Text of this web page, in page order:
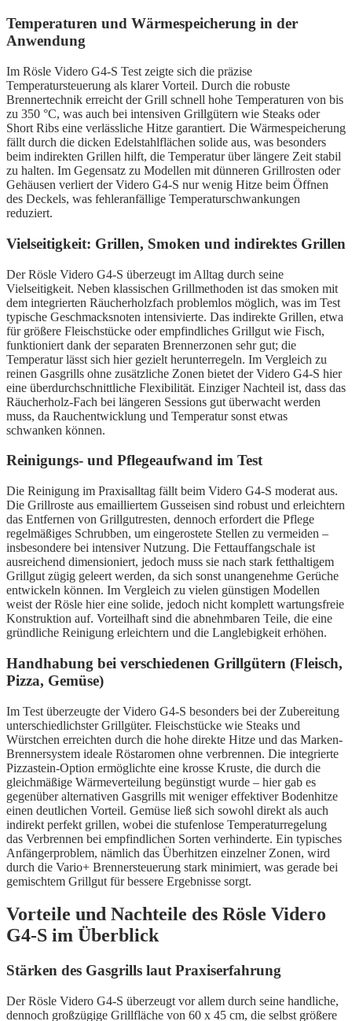
Temperaturen und Wärmespeicherung in der
Anwendung
Im Rösle Videro G4-S Test zeigte sich die präzise
Temperatursteuerung als klarer Vorteil. Durch die robuste
Brennertechnik erreicht der Grill schnell hohe Temperaturen von bis
zu 350 °C, was auch bei intensiven Grillgütern wie Steaks oder
Short Ribs eine verlässliche Hitze garantiert. Die Wärmespeicherung
fällt durch die dicken Edelstahlflächen solide aus, was besonders
beim indirekten Grillen hilft, die Temperatur über längere Zeit stabil
zu halten. Im Gegensatz zu Modellen mit dünneren Grillrosten oder
Gehäusen verliert der Videro G4-S nur wenig Hitze beim Öffnen
des Deckels, was fehleranfällige Temperaturschwankungen
reduziert.
Vielseitigkeit: Grillen, Smoken und indirektes Grillen
Der Rösle Videro G4-S überzeugt im Alltag durch seine
Vielseitigkeit. Neben klassischen Grillmethoden ist das smoken mit
dem integrierten Räucherholzfach problemlos möglich, was im Test
typische Geschmacksnoten intensivierte. Das indirekte Grillen, etwa
für größere Fleischstücke oder empfindliches Grillgut wie Fisch,
funktioniert dank der separaten Brennerzonen sehr gut; die
Temperatur lässt sich hier gezielt herunterregeln. Im Vergleich zu
reinen Gasgrills ohne zusätzliche Zonen bietet der Videro G4-S hier
eine überdurchschnittliche Flexibilität. Einziger Nachteil ist, dass das
Räucherholz-Fach bei längeren Sessions gut überwacht werden
muss, da Rauchentwicklung und Temperatur sonst etwas
schwanken können.
Reinigungs- und Pflegeaufwand im Test
Die Reinigung im Praxisalltag fällt beim Videro G4-S moderat aus.
Die Grillroste aus emailliertem Gusseisen sind robust und erleichtern
das Entfernen von Grillgutresten, dennoch erfordert die Pflege
regelmäßiges Schrubben, um eingerostete Stellen zu vermeiden –
insbesondere bei intensiver Nutzung. Die Fettauffangschale ist
ausreichend dimensioniert, jedoch muss sie nach stark fetthaltigem
Grillgut zügig geleert werden, da sich sonst unangenehme Gerüche
entwickeln können. Im Vergleich zu vielen günstigen Modellen
weist der Rösle hier eine solide, jedoch nicht komplett wartungsfreie
Konstruktion auf. Vorteilhaft sind die abnehmbaren Teile, die eine
gründliche Reinigung erleichtern und die Langlebigkeit erhöhen.
Handhabung bei verschiedenen Grillgütern (Fleisch,
Pizza, Gemüse)
Im Test überzeugte der Videro G4-S besonders bei der Zubereitung
unterschiedlichster Grillgüter. Fleischstücke wie Steaks und
Würstchen erreichten durch die hohe direkte Hitze und das Marken-
Brennersystem ideale Röstaromen ohne verbrennen. Die integrierte
Pizzastein-Option ermöglichte eine krosse Kruste, die durch die
gleichmäßige Wärmeverteilung begünstigt wurde – hier gab es
gegenüber alternativen Gasgrills mit weniger effektiver Bodenhitze
einen deutlichen Vorteil. Gemüse ließ sich sowohl direkt als auch
indirekt perfekt grillen, wobei die stufenlose Temperaturregelung
das Verbrennen bei empfindlichen Sorten verhinderte. Ein typisches
Anfängerproblem, nämlich das Überhitzen einzelner Zonen, wird
durch die Vario+ Brennersteuerung stark minimiert, was gerade bei
gemischtem Grillgut für bessere Ergebnisse sorgt.
Vorteile und Nachteile des Rösle Videro
G4-S im Überblick
Stärken des Gasgrills laut Praxiserfahrung
Der Rösle Videro G4-S überzeugt vor allem durch seine handliche,
dennoch großzügige Grillfläche von 60 x 45 cm, die selbst größere